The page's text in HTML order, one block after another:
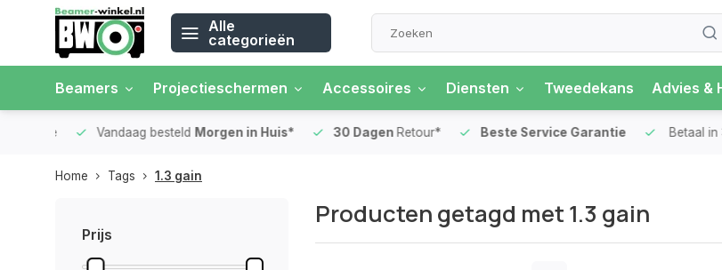
Alle
categorieën
Beamers Projectieschermen Accessoires Diensten Tweedekans Advies &
Vandaag besteldMorgen in Huis* 30 DagenRetour* Beste Service Garantie Betaal in 3
Home Tags 1.3 gain
Prijs
Producten getagd met 1.3 gain